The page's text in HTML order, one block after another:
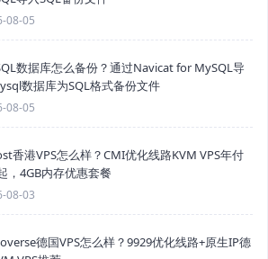
08-05
数据库怎么备份？通过Navicat for MySQL导
数据库为SQL格式备份文件
08-05
香港VPS怎么样？CMI优化线路KVM VPS年付
，4GB内存优惠套餐
08-03
德国VPS怎么样？9929优化线路+原生IP德